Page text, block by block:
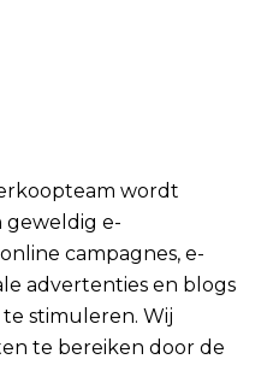
wordt
e-
campagnes, e-
advertenties en blogs
stimuleren. Wij
te bereiken door de